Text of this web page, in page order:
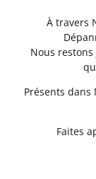
À travers
Nous
Présents dans
Faites